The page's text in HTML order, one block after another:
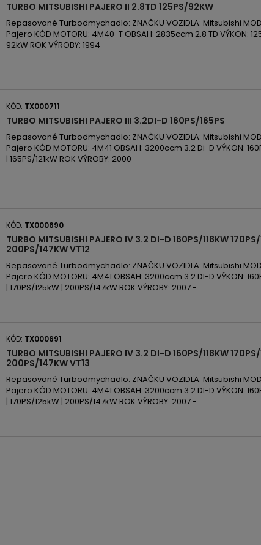
TURBO MITSUBISHI PAJERO II 2.8TD 125PS/92KW
Repasované Turbodmychadlo: ZNAČKU VOZIDLA: Mitsubishi
Pajero KÓD MOTORU: 4M40-T OBSAH: 2835ccm 2.8 TD VÝKON:
92kW ROK VÝROBY: 1994 -
KÓD: TX000711
TURBO MITSUBISHI PAJERO III 3.2DI-D 160PS/165PS
Repasované Turbodmychadlo: ZNAČKU VOZIDLA: Mitsubishi
Pajero KÓD MOTORU: 4M41 OBSAH: 3200ccm 3.2 Di-D VÝKON:
| 165PS/121kW ROK VÝROBY: 2000 -
KÓD: TX000690
TURBO MITSUBISHI PAJERO IV 3.2 DI-D 160PS/118KW
200PS/147KW VT12
Repasované Turbodmychadlo: ZNAČKU VOZIDLA: Mitsubishi
Pajero KÓD MOTORU: 4M41 OBSAH: 3200ccm 3.2 DI-D VÝKON:
| 170PS/125kW | 200PS/147kW ROK VÝROBY: 2007 -
KÓD: TX000691
TURBO MITSUBISHI PAJERO IV 3.2 DI-D 160PS/118KW
200PS/147KW VT13
Repasované Turbodmychadlo: ZNAČKU VOZIDLA: Mitsubishi
Pajero KÓD MOTORU: 4M41 OBSAH: 3200ccm 3.2 DI-D VÝKON:
| 170PS/125kW | 200PS/147kW ROK VÝROBY: 2007 -